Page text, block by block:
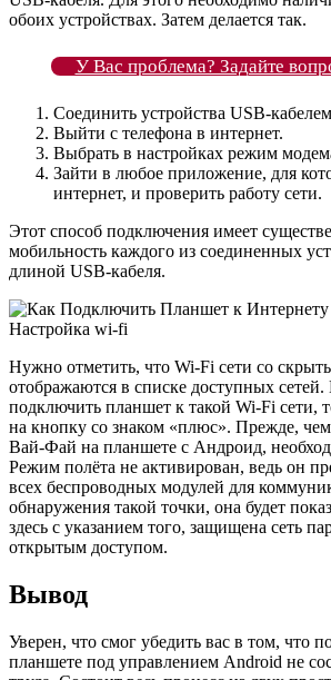
обоих устройствах. Затем делается так.
У Вас проблема? Задайте
Соединить устройства USB-
Выйти с телефона в интернет.
Выбрать в настройках режим
Зайти в любое приложение, для
интернет, и проверить работу сети.
Этот способ подключения имеет
мобильность каждого из соединенных
длиной USB-кабеля.
Нужно отметить, что Wi-Fi сети со
отображаются в списке доступных
подключить планшет к такой Wi-Fi сети,
на кнопку со знаком «плюс». Прежде,
Вай-Фай на планшете с Андроид,
Режим полёта не активирован, ведь он
всех беспроводных модулей для
обнаружения такой точки, она будет
здесь с указанием того, защищена сеть
открытым доступом.
Вывод
Уверен, что смог убедить вас в том, что
планшете под управлением Android не